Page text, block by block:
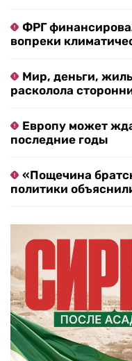
ФРГ
вопреки
Мир, деньги,
расколола
Европу может
последние годы
«Пощечина
политики